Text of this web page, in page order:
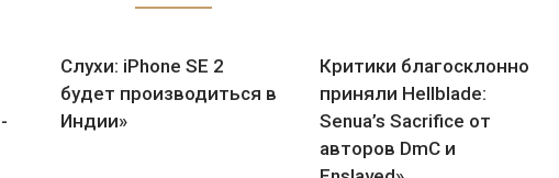
Слухи: iPhone SE 2
будет производиться в
Индии»
Критики благосклонно
приняли Hellblade:
Senua’s Sacrifice от
авторов DmC и